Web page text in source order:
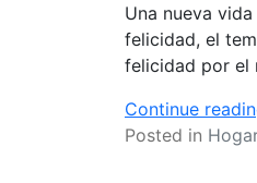
Una nueva
felicidad, el
felicidad por el
Continue
Posted in